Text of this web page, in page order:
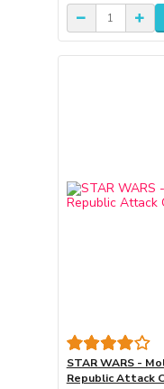
STAR WARS -
Republic Attack